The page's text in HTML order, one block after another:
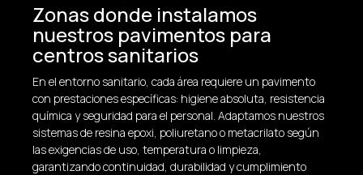
Zonas donde instalamos
nuestros pavimentos para
centros sanitarios
En el entorno sanitario, cada área requiere un pavimento
con prestaciones específicas: higiene absoluta, resistencia
química y seguridad para el personal. Adaptamos nuestros
sistemas de resina epoxi, poliuretano o metacrilato según
las exigencias de uso, temperatura o limpieza,
garantizando continuidad, durabilidad y cumplimiento